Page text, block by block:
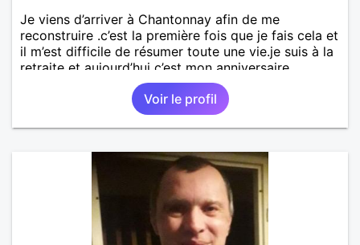
Je viens d’arriver à Chantonnay afin de me
reconstruire .c’est la première fois que je fais cela et
il m’est difficile de résumer toute une vie.je suis à la
retraite et aujourd’hui c’est mon anniversaire
!J’aimerais rencontrer quelqu’un qui partage les
mêmes valeurs qui font de quelqu’un un être humain
Voir le profil